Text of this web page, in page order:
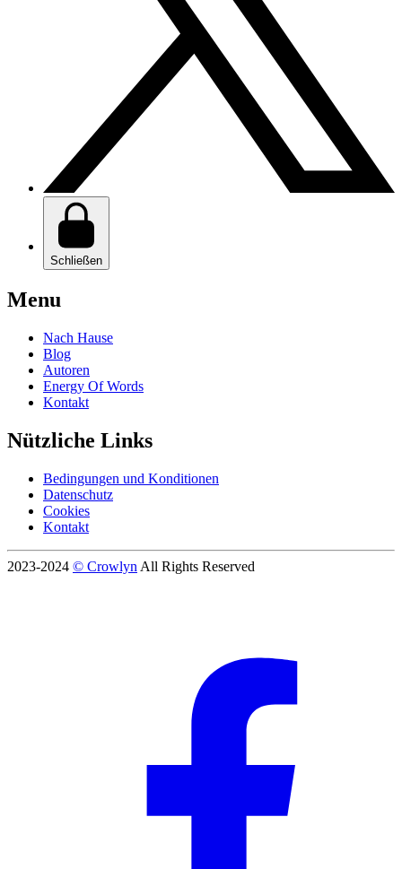
Schließen
Menu
Nach Hause
Blog
Autoren
Energy Of Words
Kontakt
Nützliche Links
Bedingungen und Konditionen
Datenschutz
Cookies
Kontakt
2023-2024 © Crowlyn All Rights Reserved